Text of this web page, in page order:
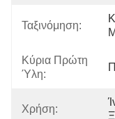
Ταξινόμηση:
Κύρια Πρώτη
Ύλη:
Χρήση: